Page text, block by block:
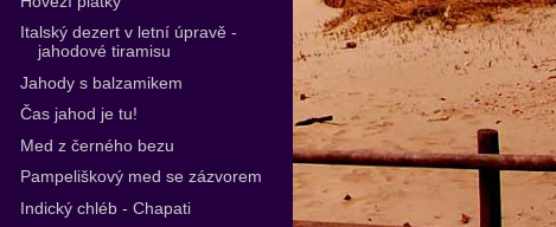
Italský dezert v letní úpravě -
jahodové tiramisu
Jahody s balzamikem
Čas jahod je tu!
Med z černého bezu
Pampeliškový med se zázvorem
Indický chléb - Chapati